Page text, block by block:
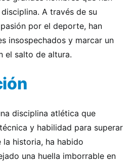
A través de su
por el deporte, han
insospechados y marcar un
el salto de altura.
disciplina atlética que
y habilidad para superar
historia, ha habido
una huella imborrable en